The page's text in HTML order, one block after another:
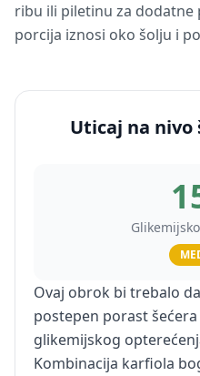
ribu ili piletinu za dodatne
porcija iznosi oko šolju i
Uticaj na nivo
Ovaj obrok bi trebalo
postepen porast
glikemijskog
Kombinacija karfiola